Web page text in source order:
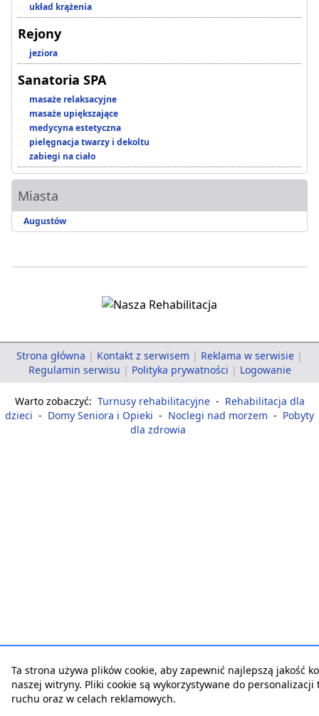
układ krążenia
Rejony
jeziora
Sanatoria SPA
masaże relaksacyjne
masaże upiększające
medycyna estetyczna
pielęgnacja twarzy i dekoltu
zabiegi na ciało
Miasta
Augustów
Strona główna | Kontakt z serwisem | Reklama w serwisie |
Regulamin serwisu | Polityka prywatności | Logowanie
Warto zobaczyć: Turnusy rehabilitacyjne - Rehabilitacja dla
dzieci - Domy Seniora i Opieki - Noclegi nad morzem - Pobyty
dla zdrowia
Ta strona używa plików cookie, aby zapewnić najlepszą jakość
naszej witryny. Pliki cookie są wykorzystywane do personalizacji
ruchu oraz w celach reklamowych.